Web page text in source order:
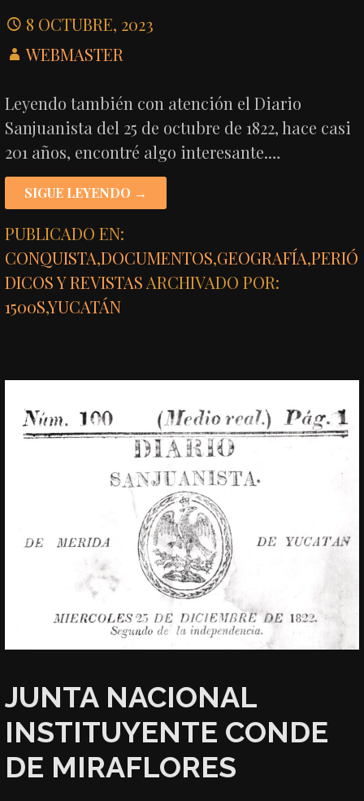
8 OCTUBRE, 2023
WEBMASTER
Leyendo también con atención el Diario
Sanjuanista del 25 de octubre de 1822, hace casi
201 años, encontré algo interesante.…
SIGUE LEYENDO →
PUBLICADO EN:
CONQUISTA,DOCUMENTOS,GEOGRAFÍA,PERIÓ
DICOS Y REVISTAS ARCHIVADO POR:
1500S,YUCATÁN
JUNTA NACIONAL
INSTITUYENTE CONDE
DE MIRAFLORES